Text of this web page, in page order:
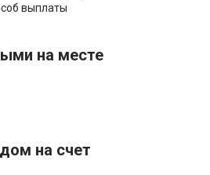
выплаты
на месте
на счет